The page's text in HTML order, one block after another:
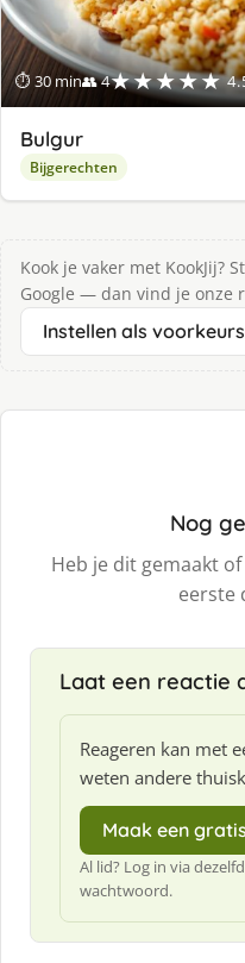
⏱ 30 min👥 4★★★★★
Bulgur
Bijgerechten
Kook je vaker met KookJij?
Google — dan vind je onze
Instellen als
Nog
Heb je dit gemaakt
eerste
Laat een reactie
Reageren kan met
weten andere
Maak een
Al lid? Log in via
wachtwoord.